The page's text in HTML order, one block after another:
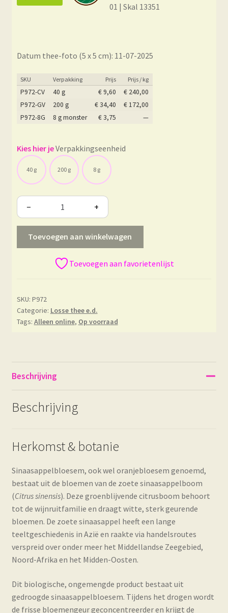
01 | Skal 13351
Datum thee-foto (5 x 5 cm): 11-07-2025
SKU Verpakking Prijs Prijs / kg
P972-CV 40 g €9,60 € 240,00
P972-GV
200 g €34,40 €172,00
P972-8G
8 g monster €3,75 —
Verpakkingseenheid
40 g 200 g 8 g
− +
Toevoegen aan winkelwagen
Toevoegen aan favorietenlijst
SKU: P972
Categorie: Losse thee e.d.
Tags: Alleen online, Op voorraad
Beschrijving
Beschrijving
Herkomst & botanie
Sinaasappelbloesem, ook wel oranjebloesem genoemd,
bestaat uit de bloemen van de zoete sinaasappelboom
(Citrus sinensis). Deze groenblijvende citrusboom behoort
tot de wijnruitfamilie en draagt witte, sterk geurende
bloemen. De zoete sinaasappel heeft een lange
teeltgeschiedenis in Azië en raakte via handelsroutes
verspreid over onder meer het Middellandse Zeegebied,
Noord-Afrika en het Midden-Oosten.
Dit biologische, ongemengde product bestaat uit
gedroogde sinaasappelbloesem. Tijdens het drogen wordt
de frisse bloemengeur geconcentreerder en krijgt de